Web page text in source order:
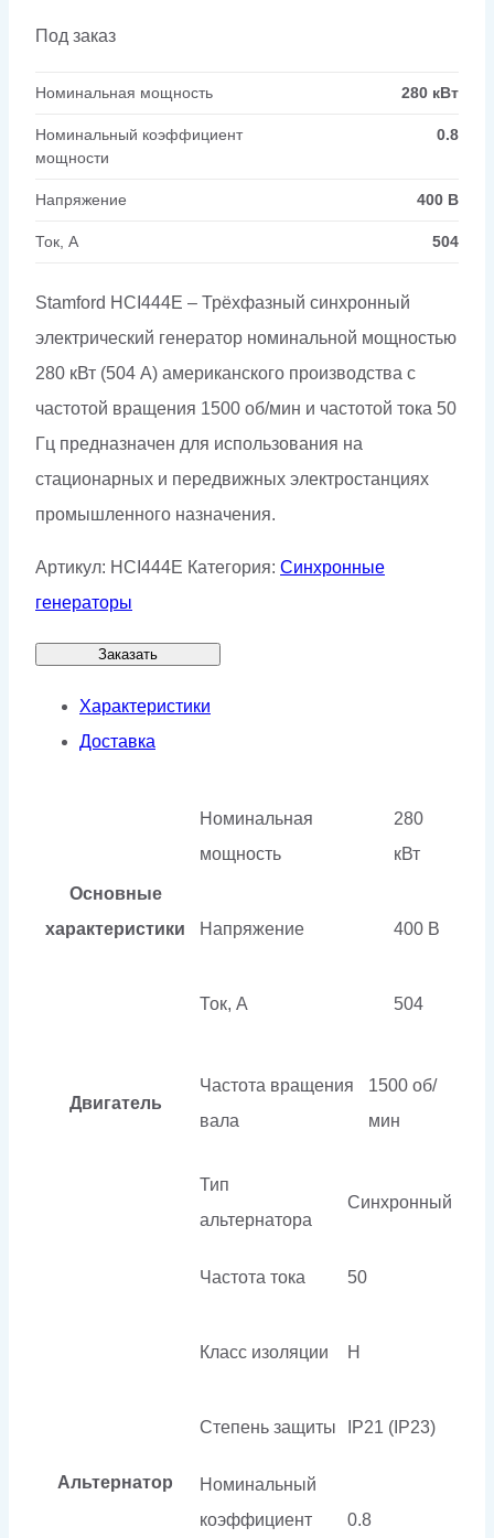
Под заказ
Номинальная мощность 280 кВт
Номинальный коэффициент
мощности
0.8
Напряжение 400 В
Ток, А 504
Stamford HCI444E – Трёхфазный синхронный
электрический генератор номинальной мощностью
280 кВт (504 А) американского производства с
частотой вращения 1500 об/мин и частотой тока 50
Гц предназначен для использования на
стационарных и передвижных электростанциях
промышленного назначения.
Артикул: HCI444E Категория: Синхронные
генераторы
Заказать
Характеристики
Доставка
Основные
характеристики
Номинальная
мощность
280
кВт
Напряжение 400 В
Ток, А 504
Двигатель
Частота вращения
вала
1500 об/
мин
Альтернатор
Тип
альтернатора
Синхронный
Частота тока 50
Класс изоляции H
Степень защиты IP21 (IP23)
Номинальный
коэффициент
0.8